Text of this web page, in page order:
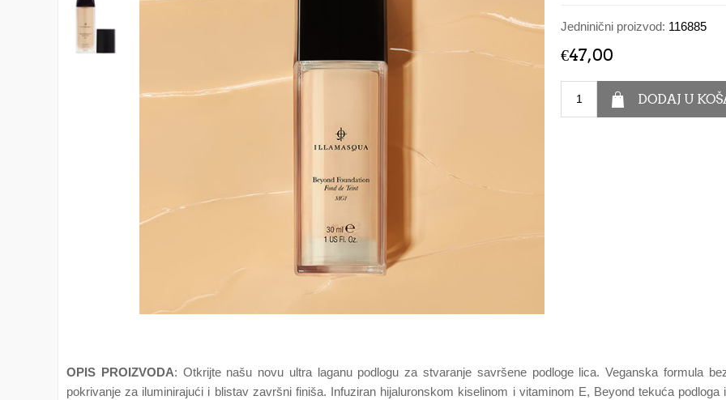
Jedninični proizvod: 116885
€47,00
OPIS PROIZVODA: Otkrijte našu novu ultra laganu podlogu za stvaranje savršene podloge lica. Veganska formula
pokrivanje za iluminirajući i blistav završni finiša. Infuziran hijaluronskom kiselinom i vitaminom E, Beyond tekuća